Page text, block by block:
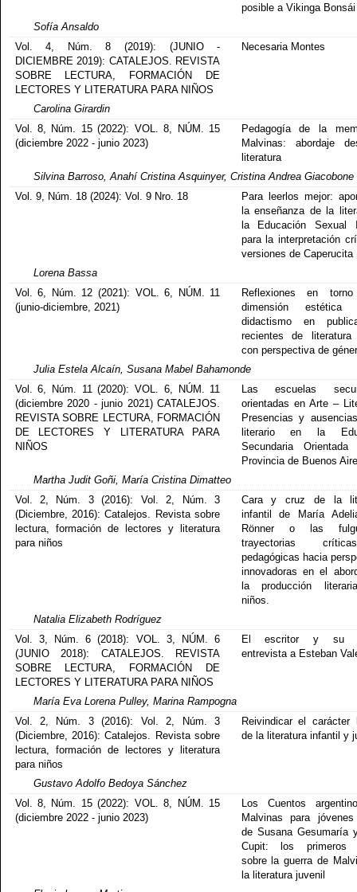
posible a Vikinga Bonsái
Sofía Ansaldo
Vol. 4, Núm. 8 (2019): (JUNIO -
DICIEMBRE 2019): CATALEJOS. REVISTA
SOBRE LECTURA, FORMACIÓN DE
LECTORES Y LITERATURA PARA NIÑOS
Necesaria Montes
Carolina Girardin
Vol. 8, Núm. 15 (2022): VOL. 8, NÚM. 15
(diciembre 2022 - junio 2023)
Pedagogía de la
Malvinas: abordaje
literatura
Silvina Barroso, Anahí Cristina Asquinyer, Cristina Andrea Giacobone
Vol. 9, Núm. 18 (2024): Vol. 9 Nro. 18
Para leerlos mejor:
la enseñanza de la
la Educación Sexual
para la interpretación
versiones de Caperucita
Lorena Bassa
Vol. 6, Núm. 12 (2021): VOL. 6, NÚM. 11
(junio-diciembre, 2021)
Reflexiones en
dimensión
didactismo en
recientes de literatura
con perspectiva de
Julia Estela Alcaín, Susana Mabel Bahamonde
Vol. 6, Núm. 11 (2020): VOL. 6, NÚM. 11
(diciembre 2020 - junio 2021) CATALEJOS.
REVISTA SOBRE LECTURA, FORMACIÓN
DE LECTORES Y LITERATURA PARA
NIÑOS
Las escuelas
orientadas en Arte –
Presencias y
literario en la
Secundaria
Provincia de Buenos
Martha Judit Goñi, María Cristina Dimatteo
Vol. 2, Núm. 3 (2016): Vol. 2, Núm. 3
(Diciembre, 2016): Catalejos. Revista sobre
lectura, formación de lectores y literatura
para niños
Cara y cruz de la
infantil de María
Rönner o las
trayectorias
pedagógicas hacia
innovadoras en el
la producción
niños.
Natalia Elizabeth Rodríguez
Vol. 3, Núm. 6 (2018): VOL. 3, NÚM. 6
(JUNIO 2018): CATALEJOS. REVISTA
SOBRE LECTURA, FORMACIÓN DE
LECTORES Y LITERATURA PARA NIÑOS
El escritor y su
entrevista a Esteban
María Eva Lorena Pulley, Marina Rampogna
Vol. 2, Núm. 3 (2016): Vol. 2, Núm. 3
(Diciembre, 2016): Catalejos. Revista sobre
lectura, formación de lectores y literatura
para niños
Reivindicar el carácter
de la literatura infantil y
Gustavo Adolfo Bedoya Sánchez
Vol. 8, Núm. 15 (2022): VOL. 8, NÚM. 15
(diciembre 2022 - junio 2023)
Los Cuentos
Malvinas para jóvenes
de Susana Gesumaría
Cupit: los primeros
sobre la guerra de
la literatura juvenil